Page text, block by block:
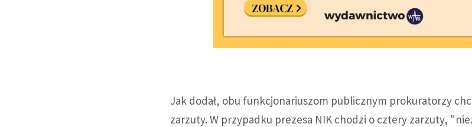
Jak dodał, obu funkcjonariuszom publicznym prokuratorzy
zarzuty. W przypadku prezesa NIK chodzi o cztery zarzuty,